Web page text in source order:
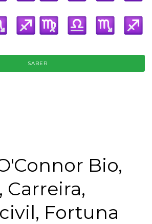
SABER
Bio,
Carreira,
Fortuna